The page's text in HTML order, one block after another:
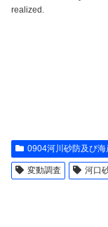
realized.
0904河川砂防及び海
変動調査 河口